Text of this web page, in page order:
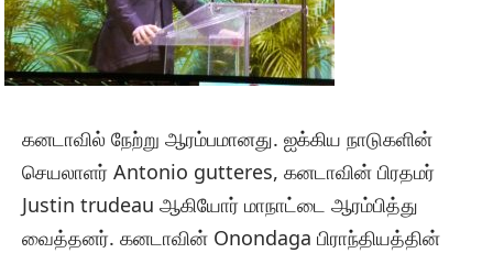
கனடாவில் நேற்று ஆரம்பமானது. ஐக்கிய நாடுகளின்
செயலாளர் Antonio gutteres, கனடாவின் பிரதமர்
Justin trudeau ஆகியோர் மாநாட்டை ஆரம்பித்து
வைத்தனர். கனடாவின் Onondaga பிராந்தியத்தின்